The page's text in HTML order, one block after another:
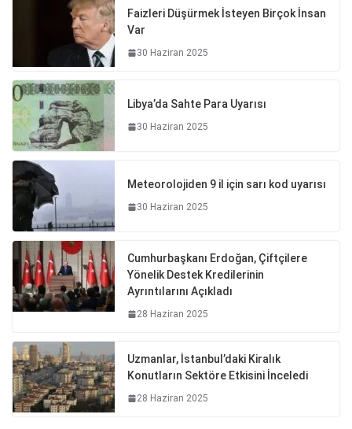
Faizleri Düşürmek İsteyen Birçok İnsan
Var
30 Haziran 2025
Libya’da Sahte Para Uyarısı
30 Haziran 2025
Meteorolojiden 9 il için sarı kod uyarısı
30 Haziran 2025
Cumhurbaşkanı Erdoğan, Çiftçilere
Yönelik Destek Kredilerinin
Ayrıntılarını Açıkladı
28 Haziran 2025
Uzmanlar, İstanbul’daki Kiralık
Konutların Sektöre Etkisini İnceledi
28 Haziran 2025